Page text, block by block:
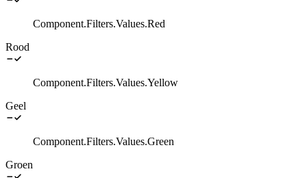
Component.Filters.Values.Red
Rood
Component.Filters.Values.Yellow
Geel
Component.Filters.Values.Green
Groen